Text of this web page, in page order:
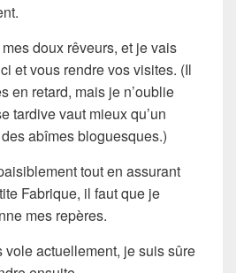
doux rêveurs, et je vais
et vous rendre vos visites. (Il
en retard, mais je n’oublie
tardive vaut mieux qu’un
abîmes bloguesques.)
tout en assurant
Fabrique, il faut que je
mes repères.
actuellement, je suis sûre